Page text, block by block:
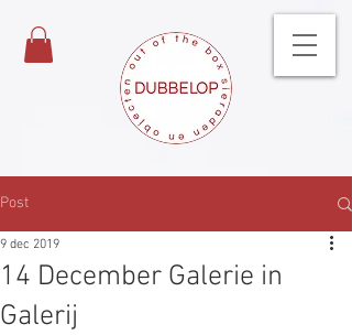
Post
14 December Galerie in
Galerij
9 dec 2019